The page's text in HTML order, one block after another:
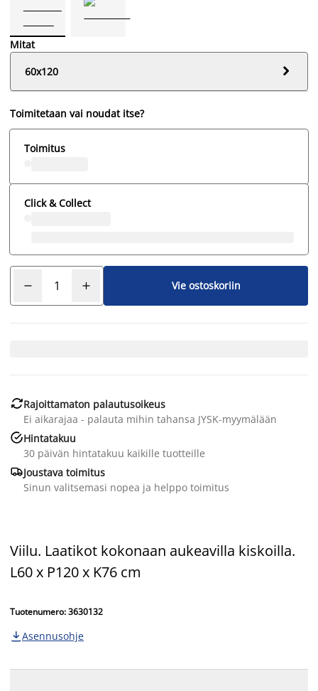
Mitat
60x120

Toimitetaan vai noudat itse?
Toimitus
Click & Collect
Vie ostoskoriin
Rajoittamaton palautusoikeus
Ei aikarajaa - palauta mihin tahansa JYSK-myymälään
Hintatakuu
30 päivän hintatakuu kaikille tuotteille
Joustava toimitus
Sinun valitsemasi nopea ja helppo toimitus
Viilu. Laatikot kokonaan aukeavilla kiskoilla.
L60 x P120 x K76 cm
Tuotenumero: 3630132
 Asennusohje